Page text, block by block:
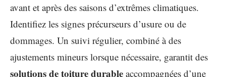
avant et après des saisons d’extrêmes climatiques.
Identifiez les signes précurseurs d’usure ou de
dommages. Un suivi régulier, combiné à des
ajustements mineurs lorsque nécessaire, garantit des
solutions de toiture durable accompagnées d’une